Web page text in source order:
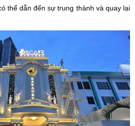
thể dẫn đến sự trung thành và quay lại